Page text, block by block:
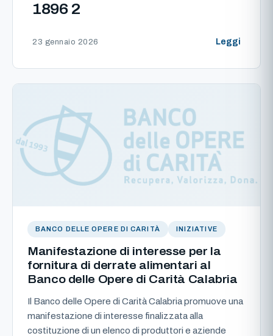
1896 2
23 gennaio 2026 Leggi
BANCO DELLE OPERE DI CARITÀ INIZIATIVE
Manifestazione di interesse per la
fornitura di derrate alimentari al
Banco delle Opere di Carità Calabria
Il Banco delle Opere di Carità Calabria promuove una
manifestazione di interesse finalizzata alla
costituzione di un elenco di produttori e aziende